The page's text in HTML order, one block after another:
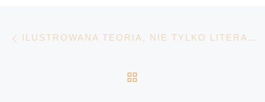
Nawigacja wpisu ILUSTROWANA TEORIA, NIE TYLKO LITERATURY ;)